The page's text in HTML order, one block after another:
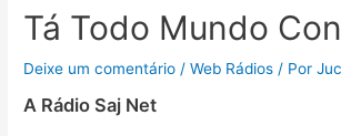
Tá Todo Mundo
Deixe um comentário /Web Rádios / Por
A Rádio Saj Net